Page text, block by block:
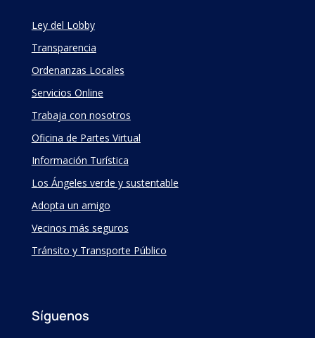
Ley del Lobby
Transparencia
Ordenanzas Locales
Servicios Online
Trabaja con nosotros
Oficina de Partes Virtual
Información Turística
Los Ángeles verde y sustentable
Adopta un amigo
Vecinos más seguros
Tránsito y Transporte Público
Síguenos